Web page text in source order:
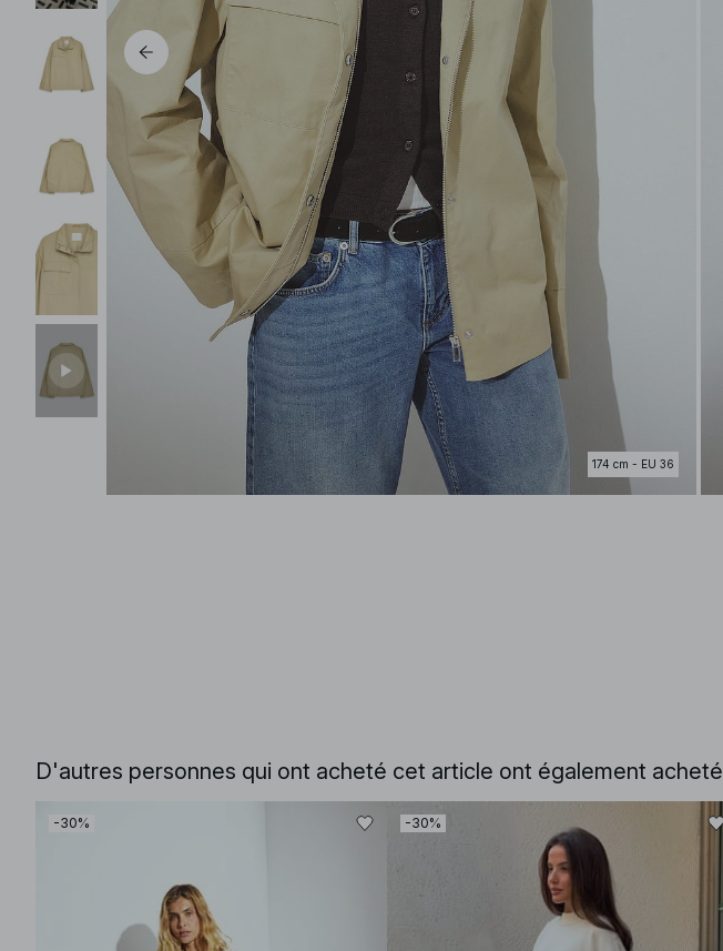
174 cm - EU 36
D'autres personnes qui ont acheté cet article ont également acheté
-30% -30%